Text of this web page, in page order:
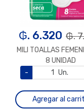
₲. 6.320 ₲.
MILI TOALLAS
8 UNIDAD
-
Un.
Agregar al